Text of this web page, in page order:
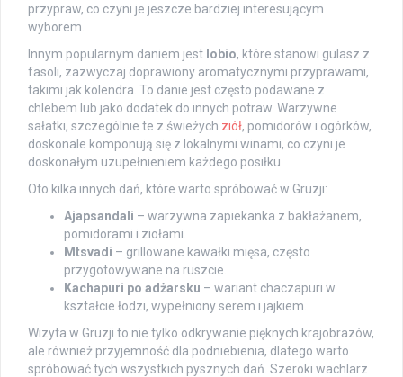
przypraw, co czyni je jeszcze bardziej interesującym
wyborem.
Innym popularnym daniem jest lobio, które stanowi gulasz z
fasoli, zazwyczaj doprawiony aromatycznymi przyprawami,
takimi jak kolendra. To danie jest często podawane z
chlebem lub jako dodatek do innych potraw. Warzywne
sałatki, szczególnie te z świeżych ziół, pomidorów i ogórków,
doskonale komponują się z lokalnymi winami, co czyni je
doskonałym uzupełnieniem każdego posiłku.
Oto kilka innych dań, które warto spróbować w Gruzji:
Ajapsandali – warzywna zapiekanka z bakłażanem,
pomidorami i ziołami.
Mtsvadi – grillowane kawałki mięsa, często
przygotowywane na ruszcie.
Kachapuri po adżarsku – wariant chaczapuri w
kształcie łodzi, wypełniony serem i jajkiem.
Wizyta w Gruzji to nie tylko odkrywanie pięknych krajobrazów,
ale również przyjemność dla podniebienia, dlatego warto
spróbować tych wszystkich pysznych dań. Szeroki wachlarz